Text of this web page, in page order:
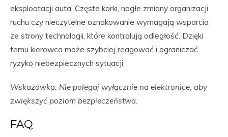
eksploatacji auta. Częste korki, nagłe zmiany organizacji
ruchu czy nieczytelne oznakowanie wymagają wsparcia
ze strony technologii, które kontrolują odległość. Dzięki
temu kierowca może szybciej reagować i ograniczać
ryzyko niebezpiecznych sytuacji.
Wskazówka: Nie polegaj wyłącznie na elektronice, aby
zwiększyć poziom bezpieczeństwa.
FAQ